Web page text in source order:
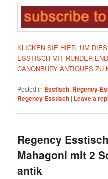
KLICKEN SIE HIER, UM
ESSTISCH MIT RUNDER
CANONBURY ANTIQUES ZU
Posted in Esstisch, Regency-
Regency Esstisch | Leave a
Regency
Mahagoni mit 2
antik